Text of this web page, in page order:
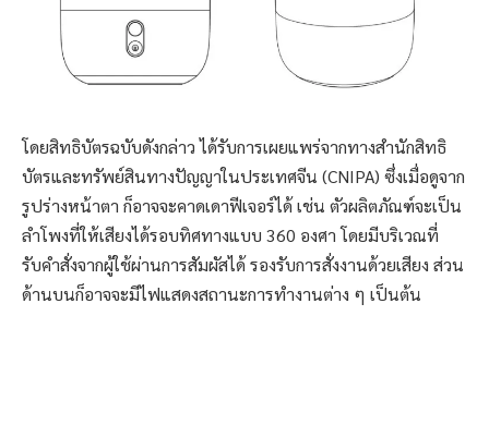
โดยสิทธิบัตรฉบับดังกล่าว ได้รับการเผยแพร่จากทางสำนักสิทธิ
บัตรและทรัพย์สินทางปัญญาในประเทศจีน (CNIPA) ซึ่งเมื่อดูจาก
รูปร่างหน้าตา ก็อาจจะคาดเดาฟีเจอร์ได้ เช่น ตัวผลิตภัณฑ์จะเป็น
ลำโพงที่ให้เสียงได้รอบทิศทางแบบ 360 องศา โดยมีบริเวณที่
รับคำสั่งจากผู้ใช้ผ่านการสัมผัสได้ รองรับการสั่งงานด้วยเสียง ส่วน
ด้านบนก็อาจจะมีไฟแสดงสถานะการทำงานต่าง ๆ เป็นต้น